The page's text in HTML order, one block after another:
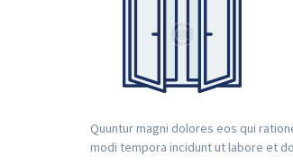
Quuntur magni dolores eos qui
modi tempora incidunt ut labore et